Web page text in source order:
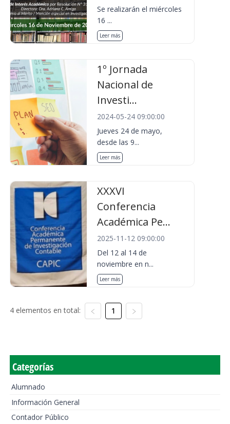
Se realizarán el miércoles
16 ...
Leer más
1º Jornada
Nacional de
Investi...
2024-05-24 09:00:00
Jueves 24 de mayo,
desde las 9...
Leer más
XXXVI
Conferencia
Académica Pe...
2025-11-12 09:00:00
Del 12 al 14 de
noviembre en n...
Leer más
4 elementos en total: 1
Categorías
Alumnado
Información General
Contador Público